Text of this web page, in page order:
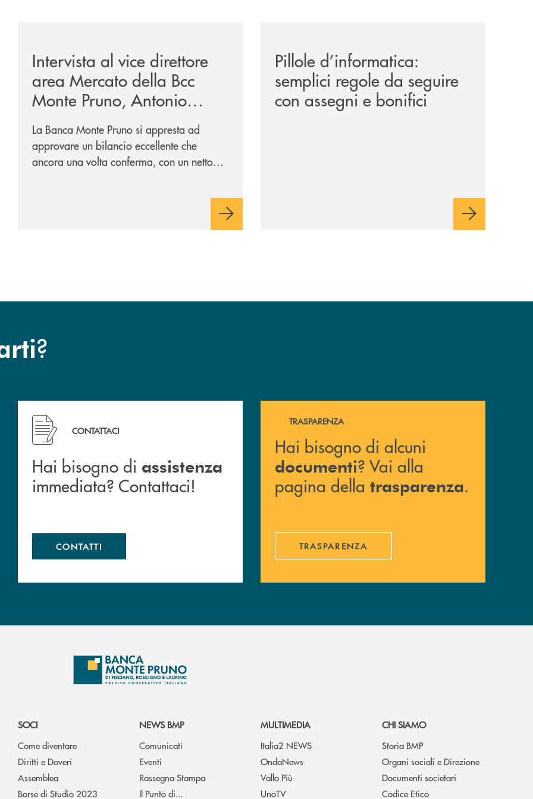
Intervista al vice direttore
area Mercato della Bcc
Monte Pruno, Antonio
La Banca Monte Pruno si appresta ad
approvare un bilancio eccellente che
ancora una volta conferma, con un netto
Pillole d’informatica:
semplici regole da seguire
con assegni e bonifici
?
di Banca Monte Pruno
Hai bisogno di assistenza immediata? Contattaci!
CONTATTACI
Hai bisogno di assistenza
immediata? Contattaci!
CONTATTI
Hai bisogno di alcuni documenti ? Vai alla pagina della
TRASPARENZA
Hai bisogno di alcuni
documenti? Vai alla
pagina della trasparenza.
TRASPARENZA
SOCI
Come diventare
Diritti e Doveri
Assemblea
Borse di Studio 2023
NEWS BMP
Comunicati
Eventi
Rassegna Stampa
Il Punto di...
MULTIMEDIA
Italia2 NEWS
OndaNews
Vallo Più
UnoTV
CHI SIAMO
Storia BMP
Organi sociali e Direzione
Documenti societari
Codice Etico